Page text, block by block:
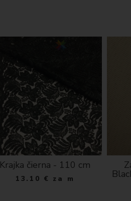
Krajka čierna - 110 cm
13.10 € za m